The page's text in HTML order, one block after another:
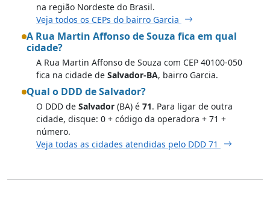
na região Nordeste do Brasil.
Veja todos os CEPs do bairro Garcia
A Rua Martin Affonso de Souza fica em qual
cidade?
A Rua Martin Affonso de Souza com CEP 40100-050
fica na cidade de Salvador-BA, bairro Garcia.
Qual o DDD de Salvador?
O DDD de Salvador (BA) é 71. Para ligar de outra
cidade, disque: 0 + código da operadora + 71 +
número.
Veja todas as cidades atendidas pelo DDD 71